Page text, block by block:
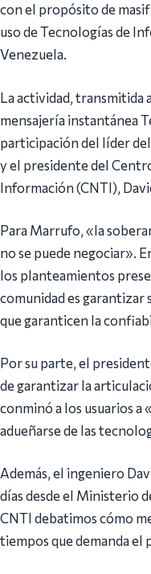
con el propósito de
uso de Tecnologías de
Venezuela.
La actividad, transmitida
mensajería instantánea
participación del líder
y el presidente del
Información (CNTI),
Para Marrufo, «la
no se puede negociar».
los planteamientos
comunidad es
que garanticen la
Por su parte, el
de garantizar la
conminó a los usuarios a
adueñarse de las
Además, el ingeniero
días desde el Ministerio
CNTI debatimos cómo
tiempos que demanda el